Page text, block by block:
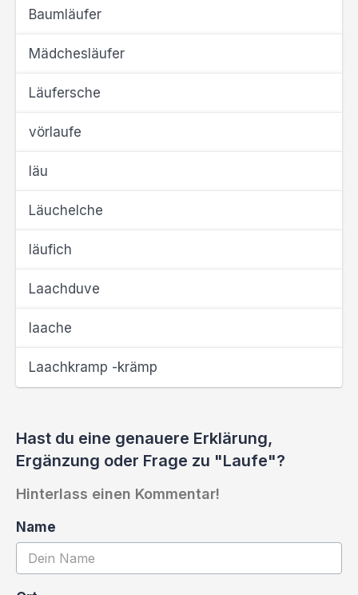
Baumläufer
Mädchesläufer
Läufersche
vörlaufe
läu
Läuchelche
läufich
Laachduve
laache
Laachkramp -krämp
Hast du eine genauere Erklärung,
Ergänzung oder Frage zu "Laufe"?
Hinterlass einen Kommentar!
Name